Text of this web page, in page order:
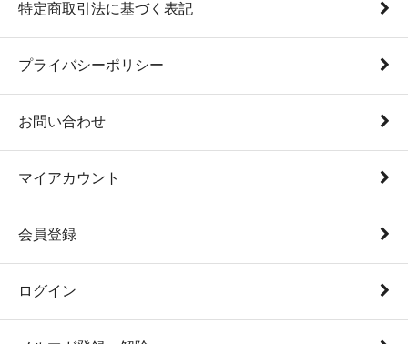
特定商取引法に基づく表記
プライバシーポリシー
お問い合わせ
マイアカウント
会員登録
ログイン